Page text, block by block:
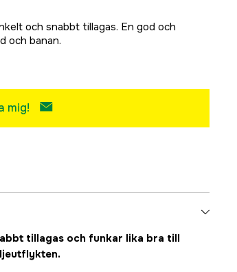
och snabbt tillagas. En god och
och banan.
mig!
tillagas och funkar lika bra till